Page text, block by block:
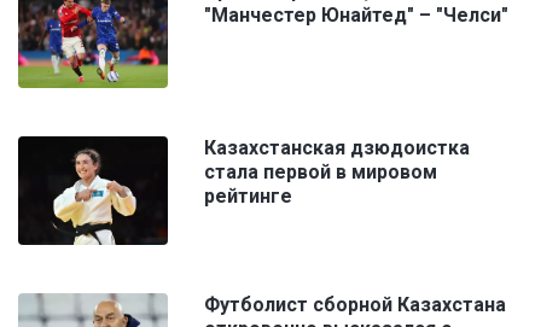
"Манчестер Юнайтед" – "Челси"
Казахстанская дзюдоистка
стала первой в мировом
рейтинге
Футболист сборной Казахстана